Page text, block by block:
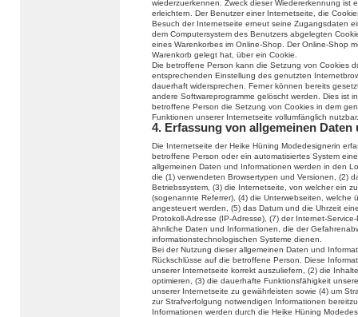
wiederzuerkennen. Zweck dieser Wiedererkennung ist
erleichtern. Der Benutzer einer Internetseite, die
Besuch der Internetseite erneut seine Zugangsdaten
dem Computersystem des Benutzers abgelegten
eines Warenkorbes im Online-Shop. Der Online-Shop
Warenkorb gelegt hat, über ein Cookie.
Die betroffene Person kann die Setzung von Cookies
entsprechenden Einstellung des genutzten
dauerhaft widersprechen. Ferner können bereits
andere Softwareprogramme gelöscht werden. Dies ist
betroffene Person die Setzung von Cookies in dem
Funktionen unserer Internetseite vollumfänglich nutzbar.
4. Erfassung von allgemeinen
Die Internetseite der Heike Hüning Modedesignerin
betroffene Person oder ein automatisiertes System
allgemeinen Daten und Informationen werden in den
die (1) verwendeten Browsertypen und Versionen, (2)
Betriebssystem, (3) die Internetseite, von welcher ein
(sogenannte Referrer), (4) die Unterwebseiten,
angesteuert werden, (5) das Datum und die Uhrzeit
Protokoll-Adresse (IP-Adresse), (7) der Internet-
ähnliche Daten und Informationen, die der
informationstechnologischen Systeme dienen.
Bei der Nutzung dieser allgemeinen Daten und
Rückschlüsse auf die betroffene Person. Diese
unserer Internetseite korrekt auszuliefern, (2) die
optimieren, (3) die dauerhafte Funktionsfähigkeit
unserer Internetseite zu gewährleisten sowie (4) um
zur Strafverfolgung notwendigen Informationen
Informationen werden durch die Heike Hüning